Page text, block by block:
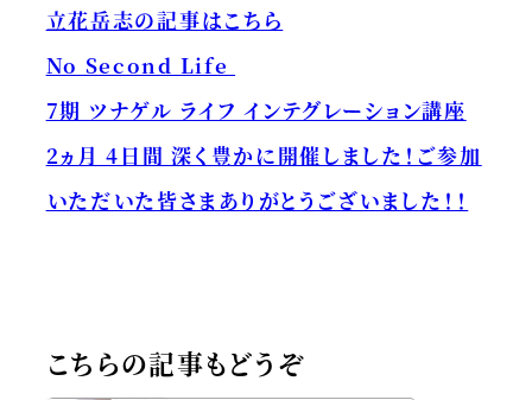
立花岳志の記事はこちら
No Second Life
7期 ツナゲル ライフ インテグレーション講座
2ヵ月 4日間 深く豊かに開催しました！ご参加
いただいた皆さまありがとうございました！！
こちらの記事もどうぞ